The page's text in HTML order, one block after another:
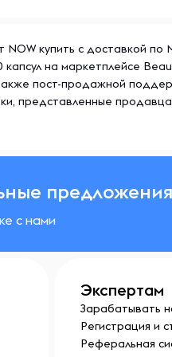
NOW купить с доставкой
капсул на маркетплейсе
пост-продажной
представленные
с нами
Экспертам
Зарабатывать
Регистрация и
Реферальная